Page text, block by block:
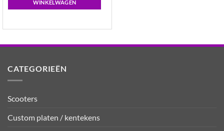
WINKELWAGEN
CATEGORIEËN
Scooters
Custom platen / kentekens